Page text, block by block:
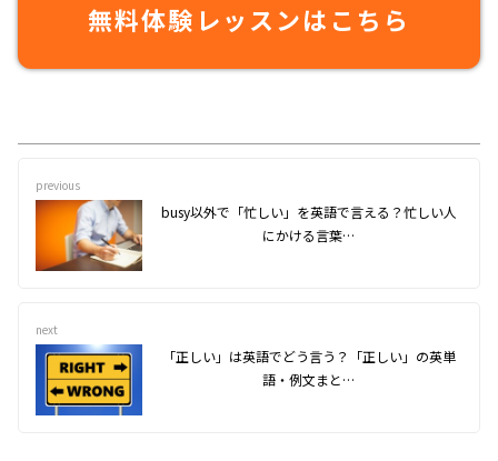
無料体験レッスンはこちら
previous
busy以外で「忙しい」を英語で言える？忙しい人
にかける言葉…
next
「正しい」は英語でどう言う？「正しい」の英単
語・例文まと…